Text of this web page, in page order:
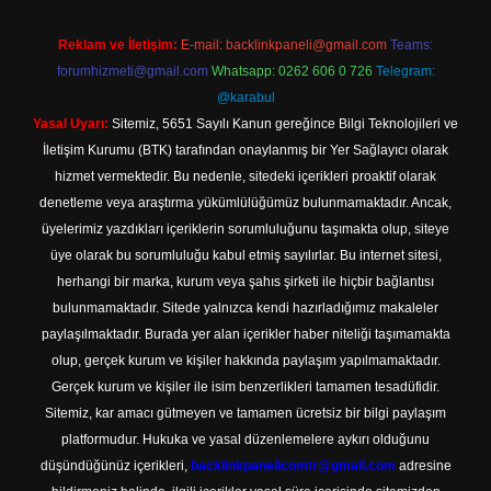
Reklam ve İletişim: E-mail: backlinkpaneli@gmail.com Teams:
forumhizmeti@gmail.com Whatsapp: 0262 606 0 726 Telegram:
@karabul
Yasal Uyarı: Sitemiz, 5651 Sayılı Kanun gereğince Bilgi Teknolojileri ve
İletişim Kurumu (BTK) tarafından onaylanmış bir Yer Sağlayıcı olarak
hizmet vermektedir. Bu nedenle, sitedeki içerikleri proaktif olarak
denetleme veya araştırma yükümlülüğümüz bulunmamaktadır. Ancak,
üyelerimiz yazdıkları içeriklerin sorumluluğunu taşımakta olup, siteye
üye olarak bu sorumluluğu kabul etmiş sayılırlar. Bu internet sitesi,
herhangi bir marka, kurum veya şahıs şirketi ile hiçbir bağlantısı
bulunmamaktadır. Sitede yalnızca kendi hazırladığımız makaleler
paylaşılmaktadır. Burada yer alan içerikler haber niteliği taşımamakta
olup, gerçek kurum ve kişiler hakkında paylaşım yapılmamaktadır.
Gerçek kurum ve kişiler ile isim benzerlikleri tamamen tesadüfidir.
Sitemiz, kar amacı gütmeyen ve tamamen ücretsiz bir bilgi paylaşım
platformudur. Hukuka ve yasal düzenlemelere aykırı olduğunu
düşündüğünüz içerikleri, backlinkpanelicomtr@gmail.com adresine